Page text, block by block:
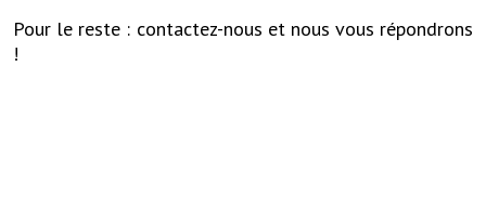
Pour le reste : contactez-nous et nous vous répondrons
!